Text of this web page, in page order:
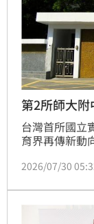
第2所師大
台灣首所國立
育界再傳新動
合作備忘錄（
人，將成為台
新教育基地。
2026/07/30